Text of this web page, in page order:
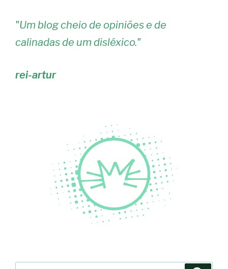
"Um blog cheio de opiniões e de
calinadas de um disléxico."
rei-artur